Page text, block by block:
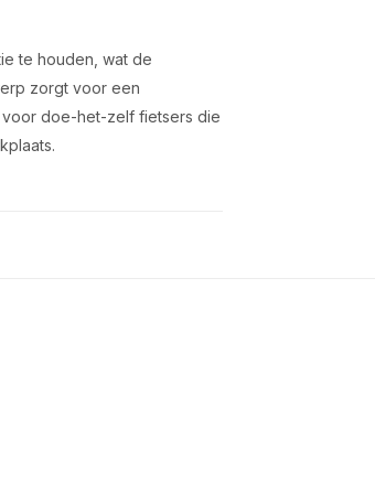
te houden, wat de
zorgt voor een
doe-het-zelf fietsers die